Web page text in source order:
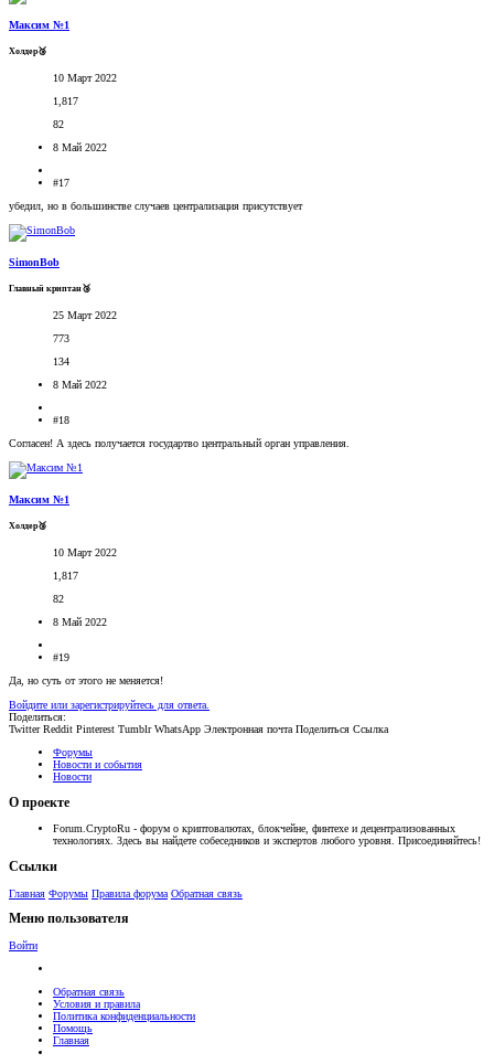
Максим №1
Холдер🥉
10 Март 2022
1,817
82
8 Май 2022
#17
убедил, но в большинстве случаев централизация присутствует
SimonBob
Главный криптан🥉
25 Март 2022
773
134
8 Май 2022
#18
Согласен! А здесь получается государтво центральный орган управления.
Максим №1
Холдер🥉
10 Март 2022
1,817
82
8 Май 2022
#19
Да, но суть от этого не меняется!
Войдите или зарегистрируйтесь для ответа.
Поделиться:
Twitter Reddit Pinterest Tumblr WhatsApp Электронная почта Поделиться Ссылка
Форумы
Новости и события
Новости
О проекте
Forum.CryptoRu - форум о криптовалютах, блокчейне, финтехе и децентрализованных
технологиях. Здесь вы найдете собеседников и экспертов любого уровня. Присоединяйтесь!
Ссылки
Главная Форумы Правила форума Обратная связь
Меню пользователя
Войти
Обратная связь
Условия и правила
Политика конфиденциальности
Помощь
Главная